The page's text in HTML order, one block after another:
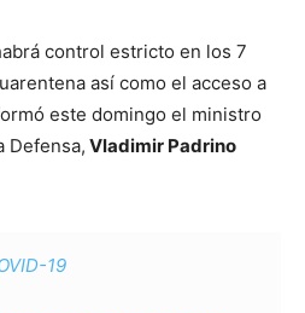
control estricto en los 7
así como el acceso a
este domingo el ministro
Defensa, Vladimir Padrino